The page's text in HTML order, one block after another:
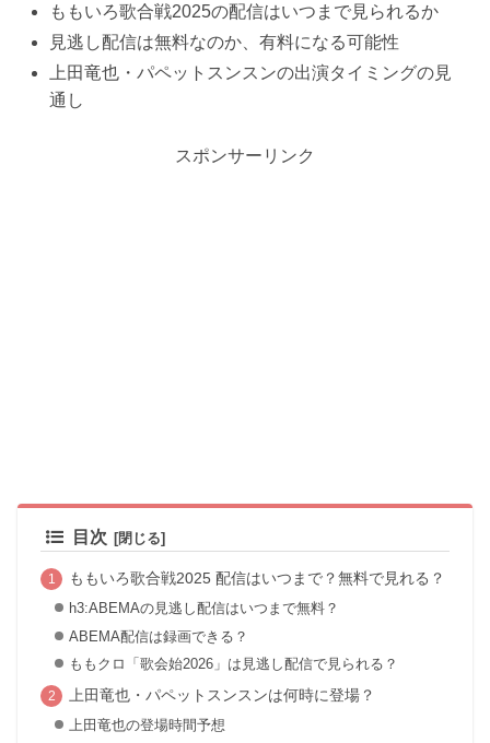
ももいろ歌合戦2025の配信はいつまで見られるか
見逃し配信は無料なのか、有料になる可能性
上田竜也・パペットスンスンの出演タイミングの見
通し
スポンサーリンク
目次
ももいろ歌合戦2025 配信はいつまで？無料で見れる？
h3:ABEMAの見逃し配信はいつまで無料？
ABEMA配信は録画できる？
ももクロ「歌会始2026」は見逃し配信で見られる？
上田竜也・パペットスンスンは何時に登場？
上田竜也の登場時間予想